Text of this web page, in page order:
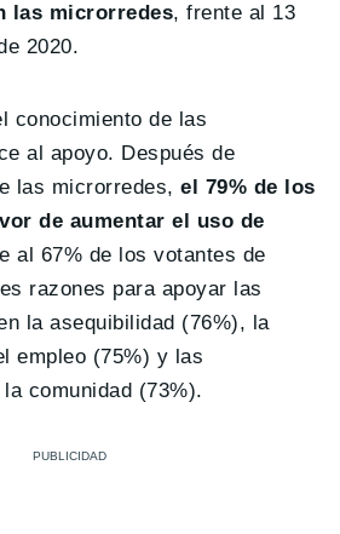
las microrredes, frente al 13
2020.
conocimiento de las
al apoyo. Después de
las microrredes, el 79% de los
de aumentar el uso de
al 67% de los votantes de
razones para apoyar las
la asequibilidad (76%), la
empleo (75%) y las
comunidad (73%).